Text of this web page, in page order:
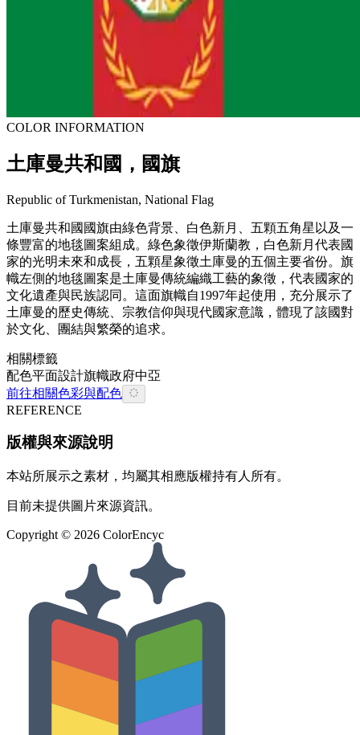
COLOR INFORMATION
土庫曼共和國，國旗
Republic of Turkmenistan, National Flag
土庫曼共和國國旗由綠色背景、白色新月、五顆五角星以及一
條豐富的地毯圖案組成。綠色象徵伊斯蘭教，白色新月代表國
家的光明未來和成長，五顆星象徵土庫曼的五個主要省份。旗
幟左側的地毯圖案是土庫曼傳統編織工藝的象徵，代表國家的
文化遺產與民族認同。這面旗幟自1997年起使用，充分展示了
土庫曼的歷史傳統、宗教信仰與現代國家意識，體現了該國對
於文化、團結與繁榮的追求。
相關標籤
配色平面設計旗幟政府中亞
前往相關色彩與配色
REFERENCE
版權與來源說明
本站所展示之素材，均屬其相應版權持有人所有。
目前未提供圖片來源資訊。
Copyright © 2026 ColorEncyc